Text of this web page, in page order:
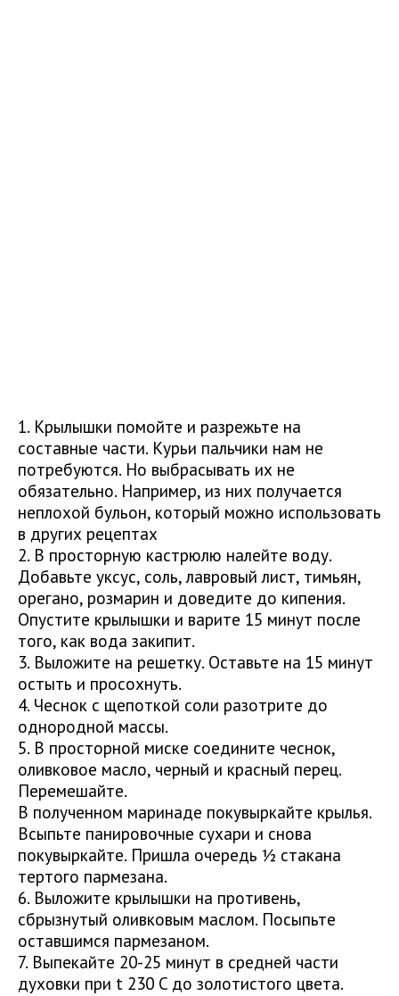
1. Крылышки помойте и разрежьте на
составные части. Курьи пальчики нам не
потребуются. Но выбрасывать их не
обязательно. Например, из них получается
неплохой бульон, который можно использовать
в других рецептах
2. В просторную кастрюлю налейте воду.
Добавьте уксус, соль, лавровый лист, тимьян,
орегано, розмарин и доведите до кипения.
Опустите крылышки и варите 15 минут после
того, как вода закипит.
3. Выложите на решетку. Оставьте на 15 минут
остыть и просохнуть.
4. Чеснок с щепоткой соли разотрите до
однородной массы.
5. В просторной миске соедините чеснок,
оливковое масло, черный и красный перец.
Перемешайте.
В полученном маринаде покувыркайте крылья.
Всыпьте панировочные сухари и снова
покувыркайте. Пришла очередь ½ стакана
тертого пармезана.
6. Выложите крылышки на противень,
сбрызнутый оливковым маслом. Посыпьте
оставшимся пармезаном.
7. Выпекайте 20-25 минут в средней части
духовки при t 230 C до золотистого цвета.